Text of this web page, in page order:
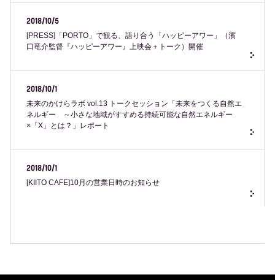
2018/10/5
[PRESS]「PORTO」で観る、語り合う「ハッピーアワー」（濱
口竜介監督『ハッピーアワー』上映会＋トーク）開催
2018/10/1
未来のかけらラボ vol.13 トークセッション「未来をつくる自然エ
ネルギー ～小さな地域がすすめる持続可能な自然エネルギー
×「X」とは？」レポート
2018/10/1
[KIITO CAFE]10月の営業日時のお知らせ